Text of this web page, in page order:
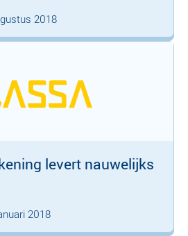
2018
levert nauwelijks
2018